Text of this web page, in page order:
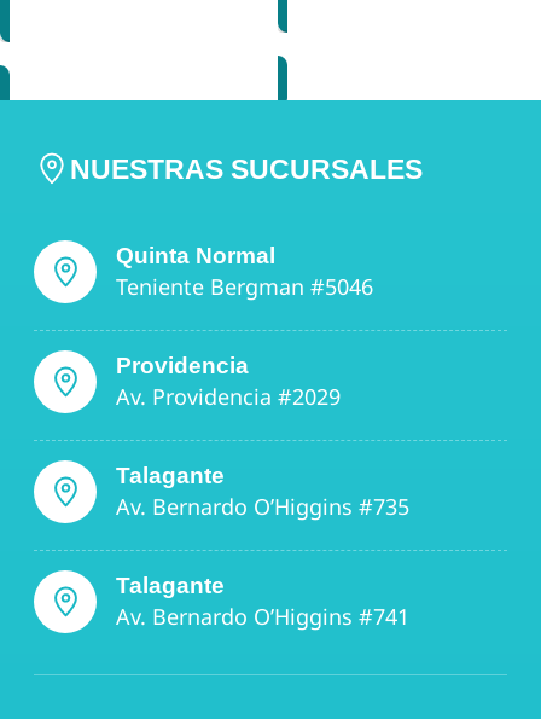
NUESTRAS SUCURSALES
Quinta Normal
Teniente Bergman #5046
Providencia
Av. Providencia #2029
Talagante
Av. Bernardo O’Higgins #735
Talagante
Av. Bernardo O’Higgins #741